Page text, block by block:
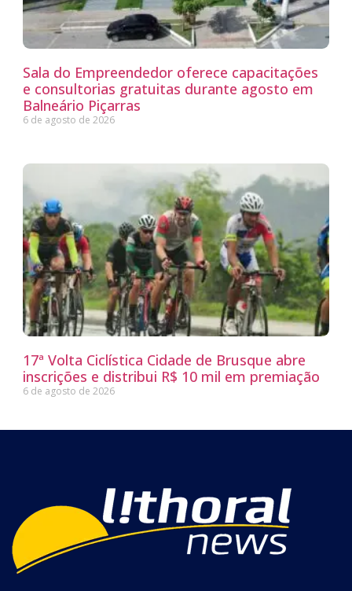
Sala do Empreendedor oferece capacitações
e consultorias gratuitas durante agosto em
Balneário Piçarras
6 de agosto de 2026
17ª Volta Ciclística Cidade de Brusque abre
inscrições e distribui R$ 10 mil em premiação
6 de agosto de 2026